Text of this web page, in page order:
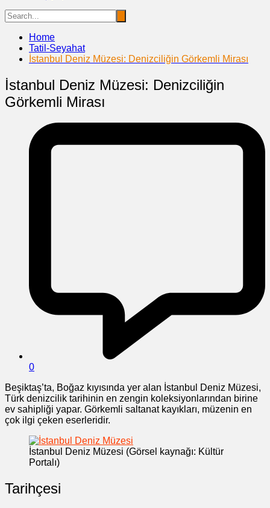
Home
Tatil-Seyahat
İstanbul Deniz Müzesi: Denizciliğin Görkemli Mirası
İstanbul Deniz Müzesi: Denizciliğin
Görkemli Mirası
0
Beşiktaş’ta, Boğaz kıyısında yer alan İstanbul Deniz Müzesi,
Türk denizcilik tarihinin en zengin koleksiyonlarından birine
ev sahipliği yapar. Görkemli saltanat kayıkları, müzenin en
çok ilgi çeken eserleridir.
İstanbul Deniz Müzesi (Görsel kaynağı: Kültür
Portalı)
Tarihçesi